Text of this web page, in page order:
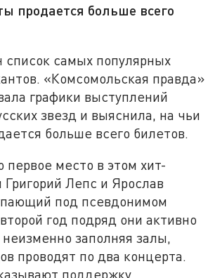
продается больше всего
список самых популярных
«Комсомольская правда»
графики выступлений
звезд и выяснила, на чьи
больше всего билетов.
первое место в этом хит-
Григорий Лепс и Ярослав
под псевдонимом
год подряд они активно
неизменно заполняя залы,
проводят по два концерта.
поддержку